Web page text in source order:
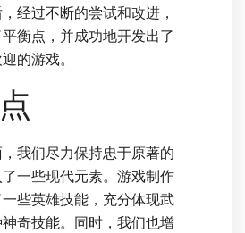
经过不断的尝试和改进，
衡点，并成功地开发出了
的游戏。
我们尽力保持忠于原著的
一些现代元素。游戏制作
些英雄技能，充分体现武
奇技能。同时，我们也增